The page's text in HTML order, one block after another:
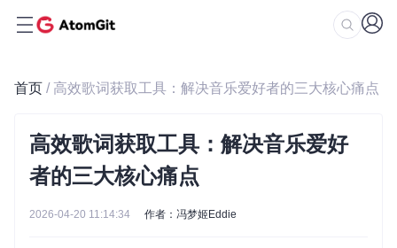
首页 / 高效歌词获取工具：解决音乐爱好者的三大核心痛点
高效歌词获取工具：解决音乐爱好
者的三大核心痛点
2026-04-20 11:14:34 作者：冯梦姬Eddie